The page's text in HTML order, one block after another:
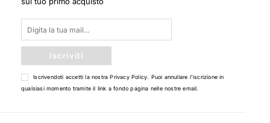
Iscriviti
Iscrivendoti accetti la nostraPrivacy Policy. Puoi annullare l'iscrizione in
qualsiasi momento tramite il link a fondo pagina nelle nostre email.